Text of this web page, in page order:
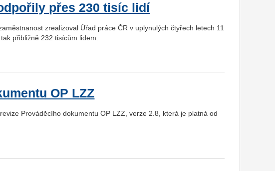
přes 230 tisíc lidí
zrealizoval Úřad práce ČR v uplynulých čtyřech letech 11
přibližně 232 tisícům lidem.
OP LZZ
Prováděcího dokumentu OP LZZ, verze 2.8, která je platná od